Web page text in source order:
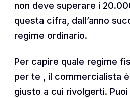
non deve superare i
questa cifra, dall’anno
regime ordinario.
Per capire quale regime
per te , il commercialista
giusto a cui rivolgerti.